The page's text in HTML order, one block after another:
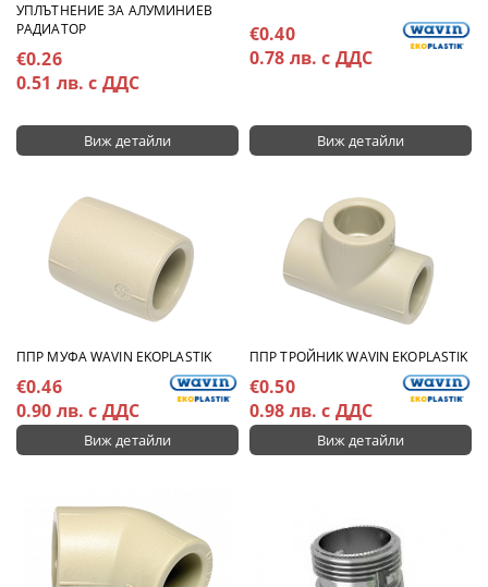
УПЛЪТНЕНИЕ ЗА АЛУМИНИЕВ
РАДИАТОР
€0.26
0.51 лв. с ДДС
Виж детайли
€0.40
0.78 лв. с ДДС
Виж детайли
ППР МУФА WAVIN EKOPLASTIK
€0.46
0.90 лв. с ДДС
Виж детайли
ППР ТРОЙНИК WAVIN EKOPLASTIK
€0.50
0.98 лв. с ДДС
Виж детайли